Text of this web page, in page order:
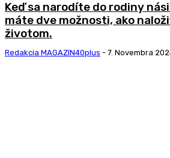
Keď sa narodíte do rodiny
máte dve možnosti, ako
životom.
Redakcia MAGAZIN40plus - 7. Novembra